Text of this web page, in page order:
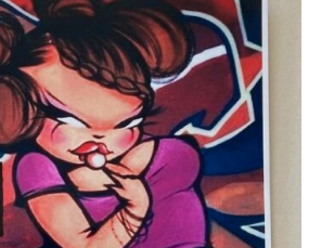
AJOUTER AU PANIER